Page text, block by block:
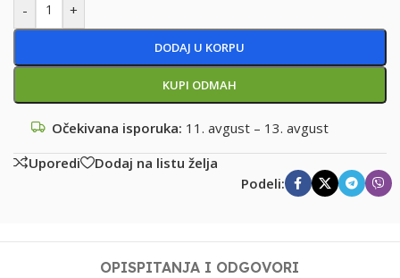
- +
DODAJ U KORPU
KUPI ODMAH
Očekivana isporuka: 11. avgust – 13. avgust
Uporedi
Dodaj na listu želja
Podeli:
OPISPITANJA I ODGOVORI